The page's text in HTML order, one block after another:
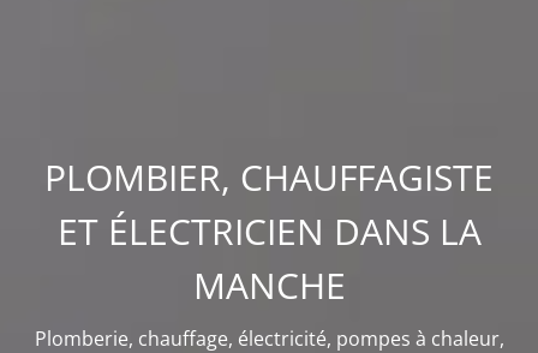
PLOMBIER, CHAUFFAGISTE
ET ÉLECTRICIEN DANS LA
MANCHE
Plomberie, chauffage, électricité, pompes à chaleur,